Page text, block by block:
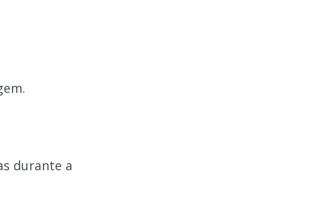
durante a